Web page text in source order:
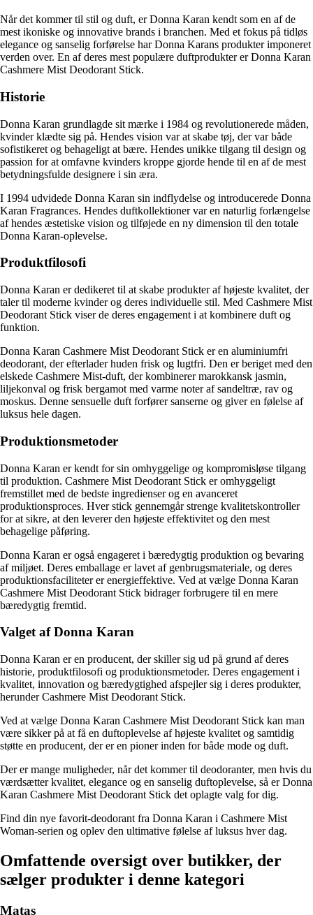
Når det kommer til stil og duft, er Donna Karan kendt som en af de
mest ikoniske og innovative brands i branchen. Med et fokus på tidløs
elegance og sanselig forførelse har Donna Karans produkter imponeret
verden over. En af deres mest populære duftprodukter er Donna Karan
Cashmere Mist Deodorant Stick.
Historie
Donna Karan grundlagde sit mærke i 1984 og revolutionerede måden,
kvinder klædte sig på. Hendes vision var at skabe tøj, der var både
sofistikeret og behageligt at bære. Hendes unikke tilgang til design og
passion for at omfavne kvinders kroppe gjorde hende til en af de mest
betydningsfulde designere i sin æra.
I 1994 udvidede Donna Karan sin indflydelse og introducerede Donna
Karan Fragrances. Hendes duftkollektioner var en naturlig forlængelse
af hendes æstetiske vision og tilføjede en ny dimension til den totale
Donna Karan-oplevelse.
Produktfilosofi
Donna Karan er dedikeret til at skabe produkter af højeste kvalitet, der
taler til moderne kvinder og deres individuelle stil. Med Cashmere Mist
Deodorant Stick viser de deres engagement i at kombinere duft og
funktion.
Donna Karan Cashmere Mist Deodorant Stick er en aluminiumfri
deodorant, der efterlader huden frisk og lugtfri. Den er beriget med den
elskede Cashmere Mist-duft, der kombinerer marokkansk jasmin,
liljekonval og frisk bergamot med varme noter af sandeltræ, rav og
moskus. Denne sensuelle duft forfører sanserne og giver en følelse af
luksus hele dagen.
Produktionsmetoder
Donna Karan er kendt for sin omhyggelige og kompromisløse tilgang
til produktion. Cashmere Mist Deodorant Stick er omhyggeligt
fremstillet med de bedste ingredienser og en avanceret
produktionsproces. Hver stick gennemgår strenge kvalitetskontroller
for at sikre, at den leverer den højeste effektivitet og den mest
behagelige påføring.
Donna Karan er også engageret i bæredygtig produktion og bevaring
af miljøet. Deres emballage er lavet af genbrugsmateriale, og deres
produktionsfaciliteter er energieffektive. Ved at vælge Donna Karan
Cashmere Mist Deodorant Stick bidrager forbrugere til en mere
bæredygtig fremtid.
Valget af Donna Karan
Donna Karan er en producent, der skiller sig ud på grund af deres
historie, produktfilosofi og produktionsmetoder. Deres engagement i
kvalitet, innovation og bæredygtighed afspejler sig i deres produkter,
herunder Cashmere Mist Deodorant Stick.
Ved at vælge Donna Karan Cashmere Mist Deodorant Stick kan man
være sikker på at få en duftoplevelse af højeste kvalitet og samtidig
støtte en producent, der er en pioner inden for både mode og duft.
Der er mange muligheder, når det kommer til deodoranter, men hvis du
værdsætter kvalitet, elegance og en sanselig duftoplevelse, så er Donna
Karan Cashmere Mist Deodorant Stick det oplagte valg for dig.
Find din nye favorit-deodorant fra Donna Karan i Cashmere Mist
Woman-serien og oplev den ultimative følelse af luksus hver dag.
Omfattende oversigt over butikker, der
sælger produkter i denne kategori
Matas